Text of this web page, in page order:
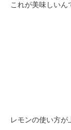
これが美味しいん
レモンの使い方が